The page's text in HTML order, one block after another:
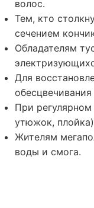
волос.
Тем, кто
сечением
Обладателям
Для
При
утюжок,
Жителям
воды и смога.